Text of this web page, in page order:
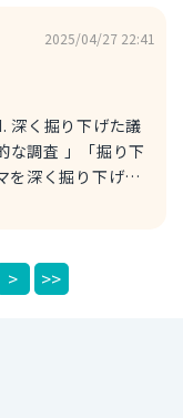
能です。 it's
～しないなんて
避けられないとい
when I
ックスして」っ
2025/04/27 22:41
く掘り下げた議
な調査 」「掘り下
を深く掘り下げる
た議論が求められ
the aspects of
> >>